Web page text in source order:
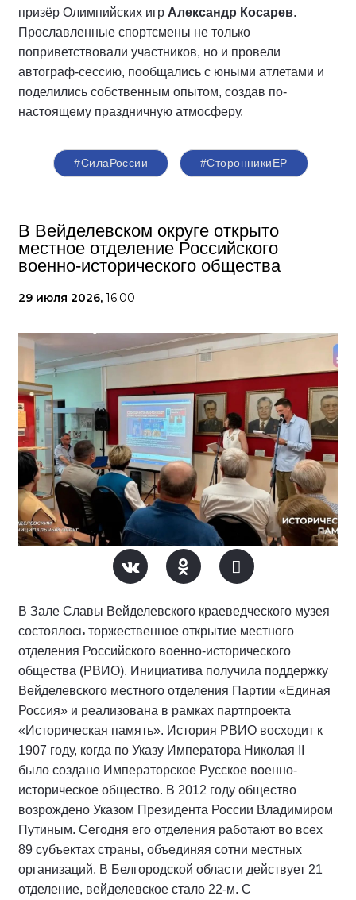
призёр Олимпийских игр Александр Косарев.
Прославленные спортсмены не только
поприветствовали участников, но и провели
автограф-сессию, пообщались с юными атлетами и
поделились собственным опытом, создав по-
настоящему праздничную атмосферу.
#СилаРоссии #СторонникиЕР
В Вейделевском округе открыто
местное отделение Российского
военно-исторического общества
29 июля 2026, 16:00
В Зале Славы Вейделевского краеведческого музея
состоялось торжественное открытие местного
отделения Российского военно-исторического
общества (РВИО). Инициатива получила поддержку
Вейделевского местного отделения Партии «Единая
Россия» и реализована в рамках партпроекта
«Историческая память». История РВИО восходит к
1907 году, когда по Указу Императора Николая II
было создано Императорское Русское военно-
историческое общество. В 2012 году общество
возрождено Указом Президента России Владимиром
Путиным. Сегодня его отделения работают во всех
89 субъектах страны, объединяя сотни местных
организаций. В Белгородской области действует 21
отделение, вейделевское стало 22-м. С